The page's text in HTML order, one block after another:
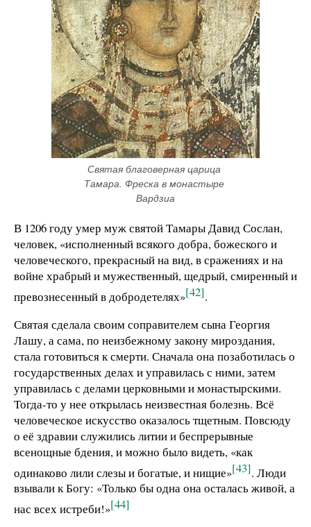
Святая благоверная царица
Тамара. Фреска в монастыре
Вардзиа
В 1206 году умер муж святой Тамары Давид Сослан,
человек, «исполненный всякого добра, божеского и
человеческого, прекрасный на вид, в сражениях и на
войне храбрый и мужественный, щедрый, смиренный и
превознесенный в добродетелях»[42].
Святая сделала своим соправителем сына Георгия
Лашу, а сама, по неизбежному закону мироздания,
стала готовиться к смерти. Сначала она позаботилась о
государственных делах и управилась с ними, затем
управилась с делами церковными и монастырскими.
Тогда-то у нее открылась неизвестная болезнь. Всё
человеческое искусство оказалось тщетным. Повсюду
о её здравии служились литии и беспрерывные
всенощные бдения, и можно было видеть, «как
одинаково лили слезы и богатые, и нищие»[43]. Люди
взывали к Богу: «Только бы одна она осталась живой, а
нас всех истреби!»[44]